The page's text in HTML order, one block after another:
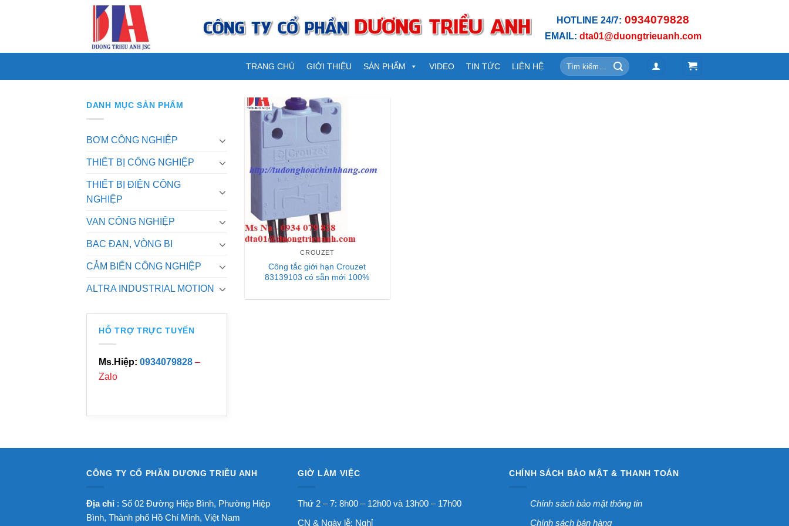
HOTLINE 24/7: 0934079828
EMAIL: dta01@duongtrieuanh.com
TRANG CHỦ GIỚI THIỆU SẢN PHẨM VIDEO TIN TỨC LIÊN HỆ
Tìm
kiếm:
DANH MỤC SẢN PHẨM
BƠM CÔNG NGHIỆP
THIẾT BỊ CÔNG NGHIỆP
THIẾT BỊ ĐIỆN CÔNG
NGHIỆP
VAN CÔNG NGHIỆP
BẠC ĐẠN, VÒNG BI
CẢM BIẾN CÔNG NGHIỆP
ALTRA INDUSTRIAL MOTION
HỖ TRỢ TRỰC TUYẾN
Ms.Hiệp: 0934079828 –
Zalo
CROUZET
Công tắc giới hạn Crouzet
83139103 có sẵn mới 100%
CÔNG TY CỔ PHẦN DƯƠNG TRIỀU ANH
Địa chỉ : Số 02 Đường Hiệp Bình, Phường Hiệp
Bình, Thành phố Hồ Chí Minh, Việt Nam
GIỜ LÀM VIỆC
Thứ 2 – 7: 8h00 – 12h00 và 13h00 – 17h00
CN & Ngày lễ: Nghỉ
CHÍNH SÁCH BẢO MẬT & THANH TOÁN
Chính sách bảo mật thông tin
Chính sách bán hàng